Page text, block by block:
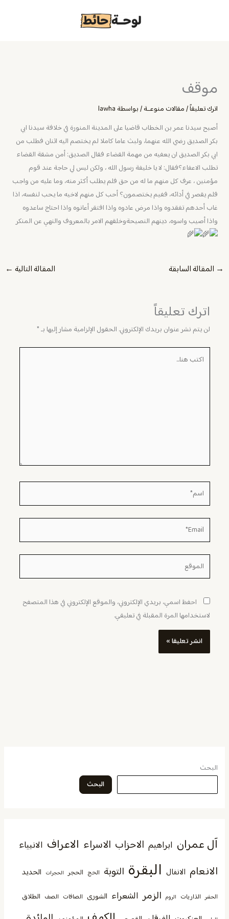
موقف
اترك تعليقاً/مقالات منوعــة/ بواسطة lawha
أصبح سيدنا عمر بن الخطاب قاضيا على المدينة المنورة في خلافة سيدنا ابي
بكر الصديق رضي الله عنهما، ولبث عاما كاملا لم يختصم اليه اثنان فطلب من
ابي بكر الصديق ان يعفيه من مهمة القضاء فقال الصديق: أمن مشقة القضاء
تطلب الاعفاء؟فقال: لا يا خليفة رسول الله ، ولكن ليس لي حاجة عند قوم
مؤمنين ، عرف كل منهم ما له من حق فلم يطلب أكثر منه، وما عليه من واجب
فلم يقصر في أدائه، ففيم يختصمون؟ أحب كل منهم لاخيه ما يحب لنفسه، اذا
غاب أحدهم تفقدوه واذا مرض عادوه واذا افتقر أعانوه واذا احتاج ساعدوه
واذا أصيب واسوه، دينهم النصيحةوخلقهم الامر بالمعروف والنهي عن المنكر
→ المقالة السابقة المقالة التالية ←
اترك تعليقاً
لن يتم نشر عنوان بريدك الإلكتروني. الحقول الإلزامية مشار إليها بـ*
اسم*
Email*
الموقع
احفظ اسمي، بريدي الإلكتروني، والموقع الإلكتروني في هذا المتصفح
لاستخدامها المرة المقبلة في تعليقي.
البحث
البحث
آل عمران ابراهيم الاحزاب الاسراء الاعراف الانبياء
الانعام الانفال البقرة التوبة الحج الحجر الحجرات الحديد
الحشر الذاريات الروم الزمر الشعراء الشورى الصافات الصف الطلاق